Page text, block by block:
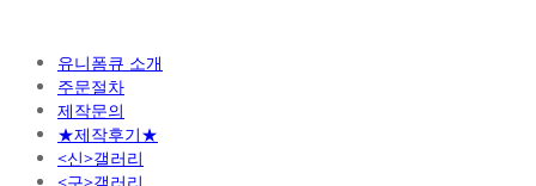
유니폼큐 소개
주문절차
제작문의
★제작후기★
<신>갤러리